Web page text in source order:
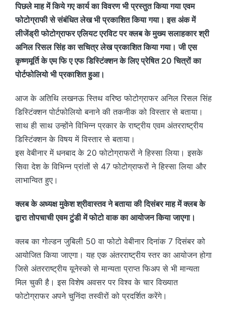
पिछले माह में किये गए कार्य का विवरण भी प्रस्तुत किया गया एवम
फोटोग्राफी से संबंधित लेख भी प्रकाशित किया गया। इस अंक में
लीजेंड्री फोटोग्राफर एलियट एरविट पर क्लब के मुख्य सलाहकार श्री
अनिल रिसल सिंह का सचित्र लेख प्रकाशित किया गया। जी एस
कृष्णमूर्ति के एम फि ए एफ डिस्टिंक्शन के लिए प्रेषित 20 चित्रों का
पोर्टफोलियो भी प्रकाशित हुआ।
आज के अतिथि लखनऊ स्तिथ वरिष्ठ फोटोग्राफर अनिल रिसल सिंह
डिस्टिंक्शन पोर्टफोलियो बनाने की तकनीक को विस्तार से बताया।
साथ ही साथ उन्होंने विभिन्न प्रकार के राष्ट्रीय एवम अंतरराष्ट्रीय
डिस्टिंक्शन के विषय में विस्तार से बताया।
इस वेबीनार में धनबाद के 20 फोटोग्राफरों ने हिस्सा लिया। इसके
सिवा देश के विभिन्न प्रांतों से 47 फोटोग्राफरों ने हिस्सा लिया और
लाभान्वित हुए।
क्लब के अध्यक्ष मुकेश श्रीवास्तव ने बताया की दिसंबर माह में क्लब के
द्वारा तोपचाची एवम टुंडी में फोटो वाक का आयोजन किया जाएगा।
क्लब का गोल्डन जुबिली 50 वा फोटो वेबीनार दिनांक 7 दिसंबर को
आयोजित किया जाएगा। यह एक अंतरराष्ट्रीय स्तर का आयोजन होगा
जिसे अंतरराष्ट्रीय यूनेस्को से मान्यता प्राप्त फिअप से भी मान्यता
मिल चुकी है। इस विशेष अवसर पर विश्व के चार विख्यात
फोटोग्राफर अपने चुनिंदा तस्वीरों को प्रदर्शित करेंगे।